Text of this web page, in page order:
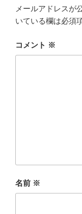
メールアドレスが
いている欄は必須
コメント ※
名前 ※